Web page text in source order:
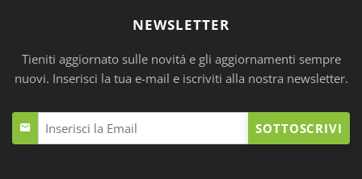
NEWSLETTER
Tieniti aggiornato sulle novitá e gli aggiornamenti sempre
nuovi. Inserisci la tua e-mail e iscriviti alla nostra newsletter.
SOTTOSCRIVI